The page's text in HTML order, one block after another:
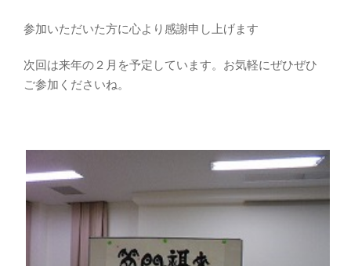
参加いただいた方に心より感謝申し上げます
次回は来年の２月を予定しています。お気軽にぜひぜひ
ご参加くださいね。